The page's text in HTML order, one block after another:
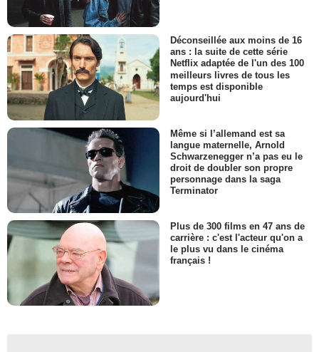
Déconseillée aux moins de 16
ans : la suite de cette série
Netflix adaptée de l'un des 100
meilleurs livres de tous les
temps est disponible
aujourd'hui
Même si l’allemand est sa
langue maternelle, Arnold
Schwarzenegger n’a pas eu le
droit de doubler son propre
personnage dans la saga
Terminator
Plus de 300 films en 47 ans de
carrière : c'est l'acteur qu'on a
le plus vu dans le cinéma
français !